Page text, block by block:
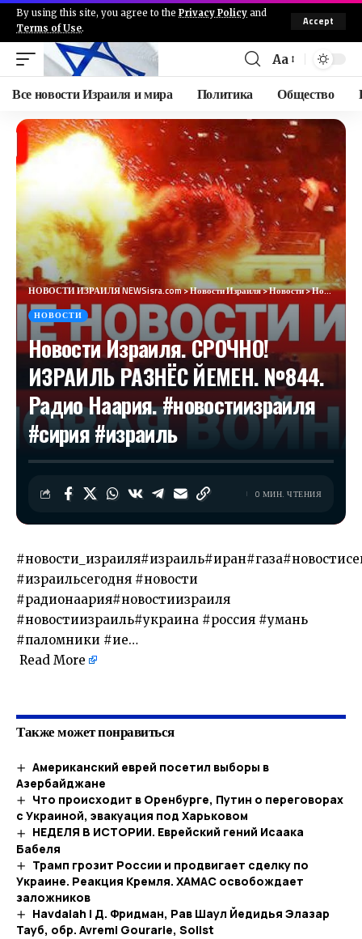
By using this site, you agree to the Privacy Policy and
Terms of Use.
Accept
Aa
Все новости Израиля и мира Политика Общество
НОВОСТИ ИЗРАИЛЯ NEWSisra.com>Новости Израиля>Новости>Новости Израиля. СРОЧНО! ИЗРАИЛЬ РАЗНЁС ЙЕМЕН. №844. Радио Наария. #новостиизраиля #сирия #израиль
НОВОСТИ
Новости Израиля. СРОЧНО!
ИЗРАИЛЬ РАЗНЁС ЙЕМЕН. №844.
Радио Наария. #новостиизраиля
#сирия #израиль
0 МИН. ЧТЕНИЯ
#израильсегодня #новости
#радионаария#новостиизраиля
#новостиизраиль#украина #россия #умань
#паломники #ие…
Read More
Также может понравиться
Американский еврей посетил выборы в
Азербайджане
Что происходит в Оренбурге, Путин о переговорах
с Украиной, эвакуация под Харьковом
НЕДЕЛЯ В ИСТОРИИ. Еврейский гений Исаака
Бабеля
Трамп грозит России и продвигает сделку по
Украине. Реакция Кремля. ХАМАС освобождает
заложников
Havdalah | Д. Фридман, Рав Шаул Йедидья Элазар
Тауб, обр. Avremi Gourarie, Solist